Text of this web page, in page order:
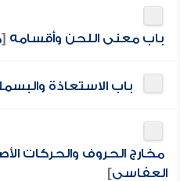
باب معنى اللحن وأقسامه [
باب الاستعاذة
مخارج الحروف والحركات
العفاسي]